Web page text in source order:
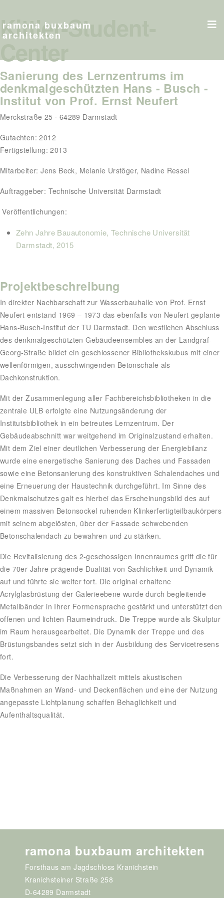
ramona buxbaum
architekten
Kittler-Student-
Center
Sanierung des Lernzentrums im
denkmalgeschützten Hans - Busch -
Institut von Prof. Ernst Neufert
Merckstraße 25 · 64289 Darmstadt
Gutachten: 2012
Fertigstellung: 2013
Mitarbeiter: Jens Beck, Melanie Urstöger, Nadine Ressel
Auftraggeber: Technische Universität Darmstadt
Veröffentlichungen:
Zehn Jahre Bauautonomie, Technische Universität
Darmstadt, 2015
Projektbeschreibung
In direkter Nachbarschaft zur Wasserbauhalle von Prof. Ernst
Neufert entstand 1969 – 1973 das ebenfalls von Neufert geplante
Hans-Busch-Institut der TU Darmstadt. Den westlichen Abschluss
des denkmalgeschützten Gebäudeensembles an der Landgraf-
Georg-Straße bildet ein geschlossener Bibliothekskubus mit einer
wellenförmigen, ausschwingenden Betonschale als
Dachkonstruktion.
Mit der Zusammenlegung aller Fachbereichsbibliotheken in die
zentrale ULB erfolgte eine Nutzungsänderung der
Institutsbibliothek in ein betreutes Lernzentrum. Der
Gebäudeabschnitt war weitgehend im Originalzustand erhalten.
Mit dem Ziel einer deutlichen Verbesserung der Energiebilanz
wurde eine energetische Sanierung des Daches und Fassaden
sowie eine Betonsanierung des konstruktiven Schalendaches und
eine Erneuerung der Haustechnik durchgeführt. Im Sinne des
Denkmalschutzes galt es hierbei das Erscheinungsbild des auf
einem massiven Betonsockel ruhenden Klinkerfertigteilbaukörpers
mit seinem abgelösten, über der Fassade schwebenden
Betonschalendach zu bewahren und zu stärken.
Die Revitalisierung des 2-geschossigen Innenraumes griff die für
die 70er Jahre prägende Dualität von Sachlichkeit und Dynamik
auf und führte sie weiter fort. Die original erhaltene
Acrylglasbrüstung der Galerieebene wurde durch begleitende
Metallbänder in Ihrer Formensprache gestärkt und unterstützt den
offenen und lichten Raumeindruck. Die Treppe wurde als Skulptur
im Raum herausgearbeitet. Die Dynamik der Treppe und des
Brüstungsbandes setzt sich in der Ausbildung des Servicetresens
fort.
Die Verbesserung der Nachhallzeit mittels akustischen
Maßnahmen an Wand- und Deckenflächen und eine der Nutzung
angepasste Lichtplanung schaffen Behaglichkeit und
Aufenthaltsqualität.
ramona buxbaum architekten
Forsthaus am Jagdschloss Kranichstein
Kranichsteiner Straße 258
D-64289 Darmstadt